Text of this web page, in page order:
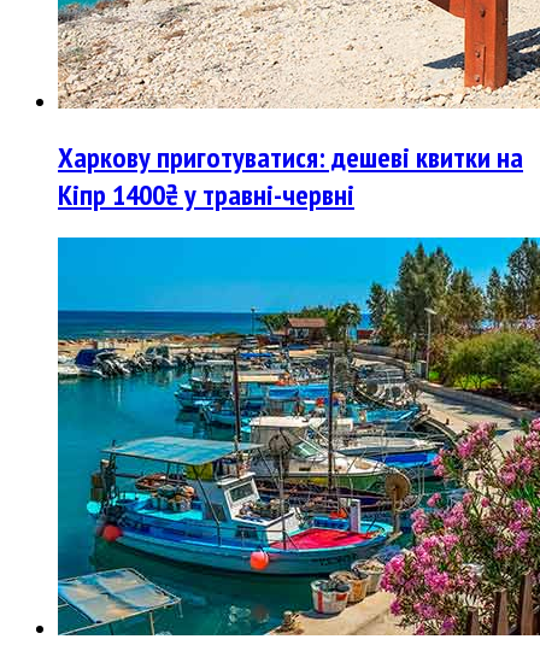
Харкову приготуватися: дешеві квитки на
Кіпр 1400₴ у травні-червні